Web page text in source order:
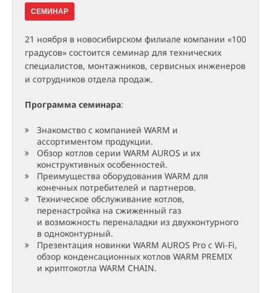
СЕМИНАР
21 ноября в новосибирском филиале компании «100
градусов» состоится семинар для технических
специалистов, монтажников, сервисных инженеров
и сотрудников отдела продаж.
Программа семинара:
Знакомство с компанией WARM и
ассортиментом продукции.
Обзор котлов серии WARM AUROS и их
конструктивных особенностей.
Преимущества оборудования WARM для
конечных потребителей и партнеров.
Техническое обслуживание котлов,
перенастройка на сжиженный газ
и возможность переналадки из двухконтурного
в одноконтурный.
Презентация новинки WARM AUROS Pro с Wi-Fi,
обзор конденсационных котлов WARM PREMIX
и криптокотла WARM CHAIN.